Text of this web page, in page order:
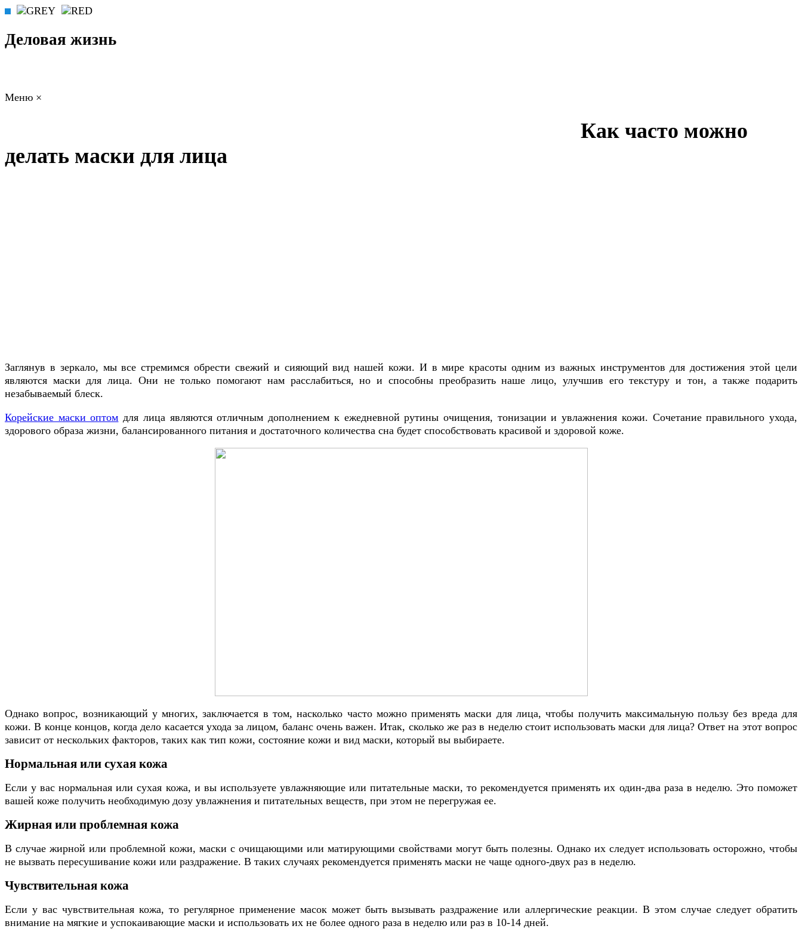
Деловая жизнь
Меню ×
Как часто можно
делать маски для лица
Заглянув в зеркало, мы все стремимся обрести свежий и сияющий вид нашей кожи. И в мире красоты одним из важных инструментов для достижения этой цели
являются маски для лица. Они не только помогают нам расслабиться, но и способны преобразить наше лицо, улучшив его текстуру и тон, а также подарить
незабываемый блеск.
Корейские маски оптом для лица являются отличным дополнением к ежедневной рутины очищения, тонизации и увлажнения кожи. Сочетание правильного ухода,
здорового образа жизни, балансированного питания и достаточного количества сна будет способствовать красивой и здоровой коже.
Однако вопрос, возникающий у многих, заключается в том, насколько часто можно применять маски для лица, чтобы получить максимальную пользу без вреда для
кожи. В конце концов, когда дело касается ухода за лицом, баланс очень важен. Итак, сколько же раз в неделю стоит использовать маски для лица? Ответ на этот вопрос
зависит от нескольких факторов, таких как тип кожи, состояние кожи и вид маски, который вы выбираете.
Нормальная или сухая кожа
Если у вас нормальная или сухая кожа, и вы используете увлажняющие или питательные маски, то рекомендуется применять их один-два раза в неделю. Это поможет
вашей коже получить необходимую дозу увлажнения и питательных веществ, при этом не перегружая ее.
Жирная или проблемная кожа
В случае жирной или проблемной кожи, маски с очищающими или матирующими свойствами могут быть полезны. Однако их следует использовать осторожно, чтобы
не вызвать пересушивание кожи или раздражение. В таких случаях рекомендуется применять маски не чаще одного-двух раз в неделю.
Чувствительная кожа
Если у вас чувствительная кожа, то регулярное применение масок может быть вызывать раздражение или аллергические реакции. В этом случае следует обратить
внимание на мягкие и успокаивающие маски и использовать их не более одного раза в неделю или раз в 10-14 дней.